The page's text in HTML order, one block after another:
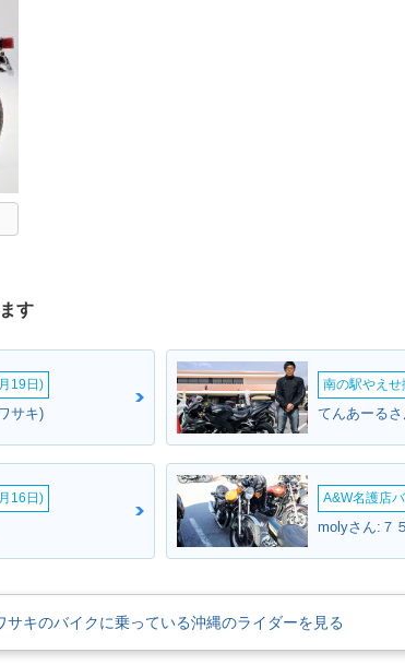
す
19日)
サキ)
南の駅やえ
てんあーる
16日) A&W名護店
molyさん:７
サキのバイクに乗っている沖縄のライダーを見る